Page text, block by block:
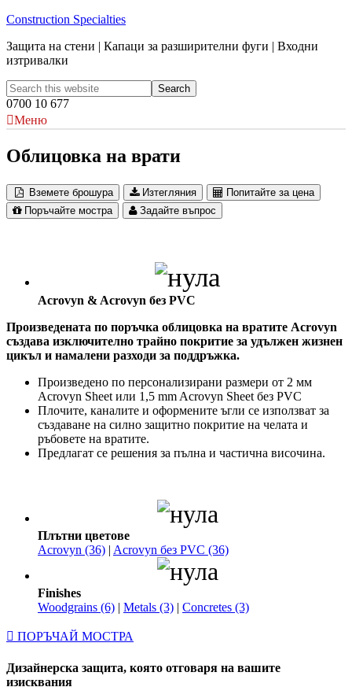
Construction Specialties
Защита на стени | Капаци за разширителни фуги | Входни
изтривалки
0700 10 677
Меню
Облицовка на врати
Вземете брошура Изтегляния
Попитайте за цена
Поръчайте мостра
Задайте въпрос
Acrovyn & Acrovyn без PVC
Произведената по поръчка облицовка на вратите Acrovyn
създава изключително трайно покритие за удължен жизнен
цикъл и намалени разходи за поддръжка.
Произведено по персонализирани размери от 2 мм
Acrovyn Sheet или 1,5 mm Acrovyn Sheet без PVC
Плочите, каналите и оформените ъгли се използват за
създаване на силно защитно покритие на челата и
ръбовете на вратите.
Предлагат се решения за пълна и частична височина.
Плътни цветове
Acrovyn (36) | Acrovyn без PVC (36)
Finishes
Woodgrains (6) | Metals (3) | Concretes (3)
ПОРЪЧАЙ МОСТРА
Дизайнерска защита, която отговаря на вашите
изисквания